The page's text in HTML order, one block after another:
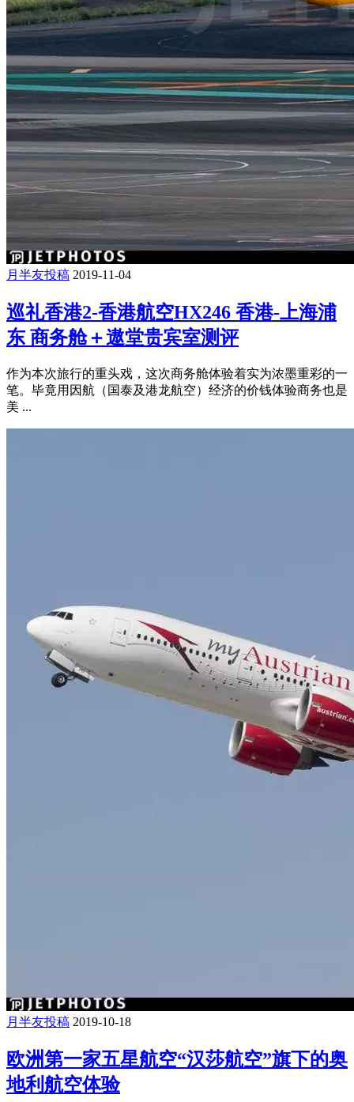
月半友投稿 2019-11-04
巡礼香港2-香港航空HX246 香港-上海浦
东 商务舱＋遨堂贵宾室测评
作为本次旅行的重头戏，这次商务舱体验着实为浓墨重彩的一
笔。毕竟用因航（国泰及港龙航空）经济的价钱体验商务也是
美 ...
月半友投稿 2019-10-18
欧洲第一家五星航空“汉莎航空”旗下的奥
地利航空体验